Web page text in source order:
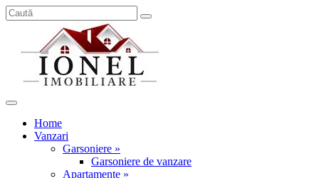
Home
Vanzari
Garsoniere »
Garsoniere de vanzare
Apartamente »